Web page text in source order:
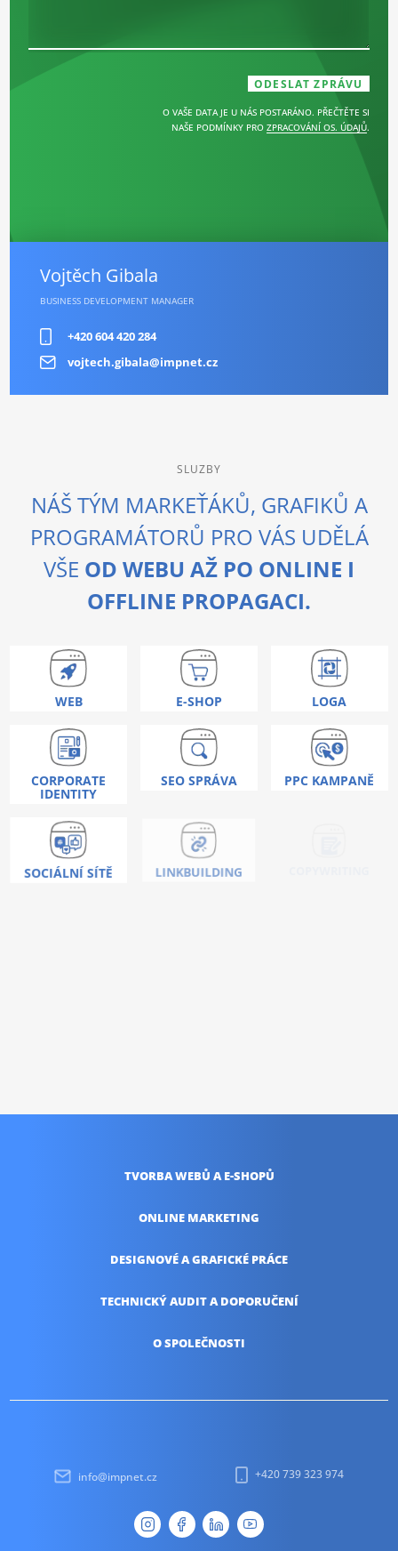
O VAŠE DATA JE U NÁS POSTARÁNO. PŘEČTĚTE SI
NAŠE PODMÍNKY PRO ZPRACOVÁNÍ OS. ÚDAJŮ.
Vojtěch Gibala
BUSINESS DEVELOPMENT MANAGER
+420 604 420 284
vojtech.gibala@impnet.cz
SLUZBY
NÁŠ TÝM MARKEŤÁKŮ, GRAFIKŮ A
PROGRAMÁTORŮ PRO VÁS UDĚLÁ
VŠE OD WEBU AŽ PO ONLINE I
OFFLINE PROPAGACI.
WEB E-SHOP LOGA
CORPORATE
IDENTITY
SEO SPRÁVA PPC KAMPANĚ
SOCIÁLNÍ SÍTĚ LINKBUILDING
TVORBA WEBŮ A E-SHOPŮ
ONLINE MARKETING
DESIGNOVÉ AGRAFICKÉ PRÁCE
TECHNICKÝ AUDITA DOPORUČENÍ
O SPOLEČNOSTI
info@impnet.cz +420 739 323 974